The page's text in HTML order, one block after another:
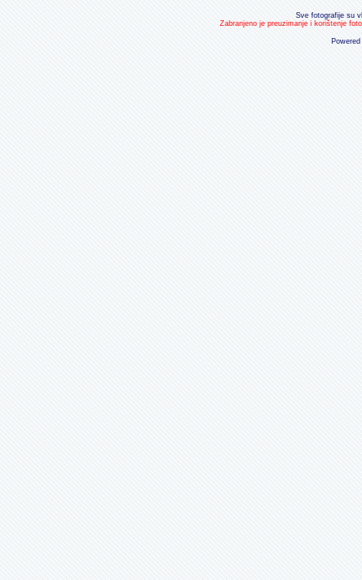
Sve fotografije su
Zabranjeno je preuzimanje i korištenje